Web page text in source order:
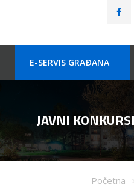
E-SERVIS GRAÐANA
JAVNI
Početna